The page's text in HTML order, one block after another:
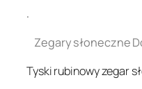
.
Zegary słoneczne
Tyski rubinowy zegar